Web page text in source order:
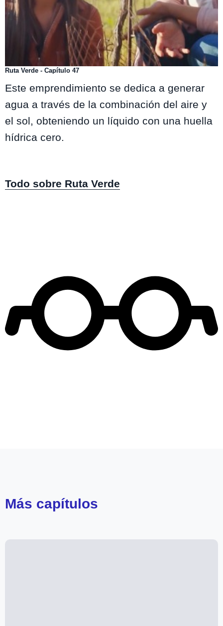
Ruta Verde - Capítulo 47
Este emprendimiento se dedica a generar
agua a través de la combinación del aire y
el sol, obteniendo un líquido con una huella
hídrica cero.
Todo sobre Ruta Verde
Más capítulos